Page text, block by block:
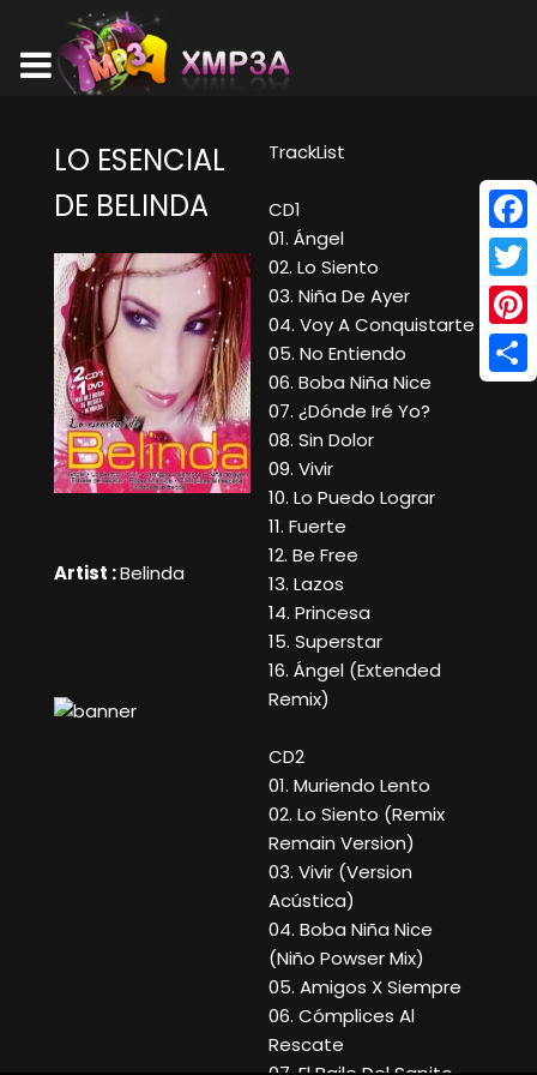
LO ESENCIAL
DE BELINDA
Artist :Belinda
TrackList
CD1
01. Ángel
02. Lo Siento
03. Niña De Ayer
04. Voy A Conquistarte
05. No Entiendo
06. Boba Niña Nice
07. ¿Dónde Iré Yo?
08. Sin Dolor
09. Vivir
10. Lo Puedo Lograr
11. Fuerte
12. Be Free
13. Lazos
14. Princesa
15. Superstar
16. Ángel (Extended
Remix)
CD2
01. Muriendo Lento
02. Lo Siento (Remix
Remain Version)
03. Vivir (Version
Acústica)
04. Boba Niña Nice
(Niño Powser Mix)
05. Amigos X Siempre
06. Cómplices Al
Rescate